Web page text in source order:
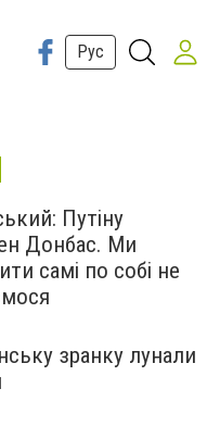
Рус
Путіну
Донбас. Ми
самі по собі не
зранку лунали